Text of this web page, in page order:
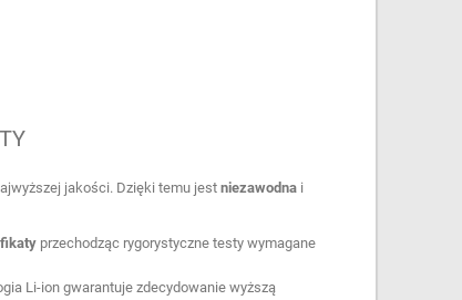
jakości. Dzięki temu jestniezawodnai
przechodząc rygorystyczne testy wymagane
Li-ion gwarantuje zdecydowanie wyższą